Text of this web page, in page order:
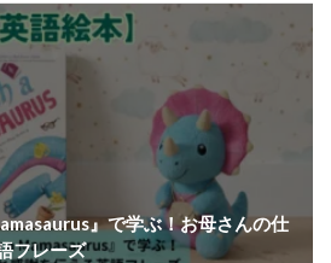
』で学ぶ！お母さんの仕
フレーズ